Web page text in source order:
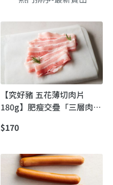
【究好豬 五花薄切肉片
180g】肥瘦交疊「三層肉」
$170